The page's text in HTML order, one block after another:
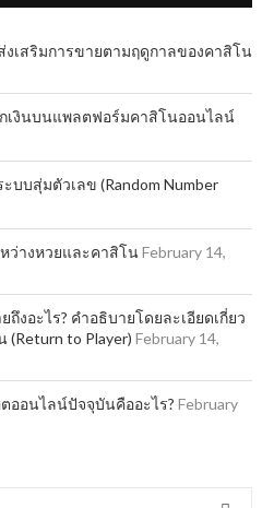
เสริมการขายตามฤดูกาลของคาสิโน
เงินบนแพลตฟอร์มคาสิโนออนไลน์
บบสุ่มตัวเลข (Random Number
ว่างหวยและคาสิโนFebruary 14,
งอะไร? คำอธิบายโดยละเอียดเกี่ยว
(Return to Player) February 14,
ออนไลน์ปัจจุบันคืออะไร? February